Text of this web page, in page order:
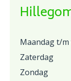
Maandag t/
Zaterdag
Zondag